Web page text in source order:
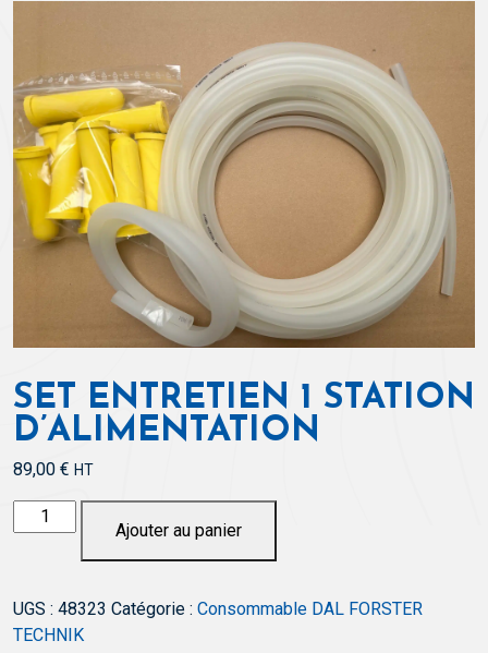
SET ENTRETIEN 1 STATION
D’ALIMENTATION
89,00 € HT
quantité
de
1
Station
Ajouter au panier
UGS : 48323 Catégorie : Consommable DAL FORSTER
TECHNIK